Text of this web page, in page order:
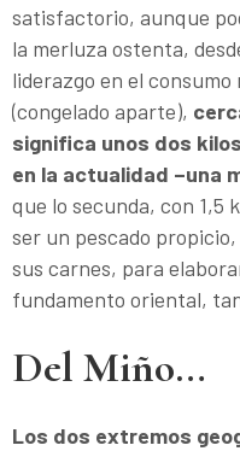
satisfactorio, aunque
la merluza ostenta,
liderazgo en el
(congelado aparte),
significa unos dos
en la actualidad –una
que lo secunda, con 1,5
ser un pescado
sus carnes, para
fundamento oriental,
Del Miño…
Los dos extremos